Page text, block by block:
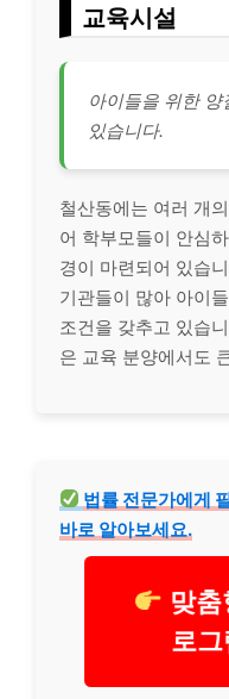
교육시설
아이들을 위한
있습니다.
철산동에는 여러 개의
어 학부모들이 안심
경이 마련되어 있습
기관들이 많아 아이
조건을 갖추고 있습
은 교육 분양에서도
법률 전문가에게
바로 알아보세요.
맞춤
로